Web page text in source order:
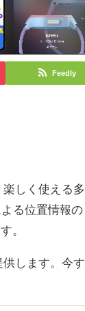
Feedly
しく使える多
る位置情報の
。
します。今す